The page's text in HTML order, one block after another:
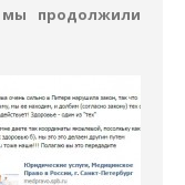
мы продолжили